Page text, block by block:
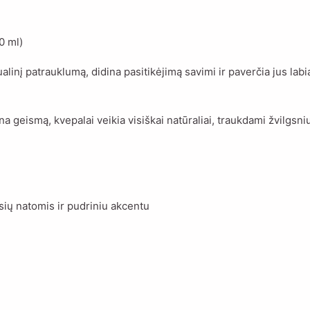
ml)
patrauklumą, didina pasitikėjimą savimi ir paverčia jus
geismą, kvepalai veikia visiškai natūraliai, traukdami
natomis ir pudriniu akcentu